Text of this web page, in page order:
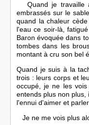
Quand je travaille
embrassés sur le
quand la chaleur
l'eau ce soir-là,
Baron évoquée dans
tombes dans les
montant à cru son bel
Quand je suis à la
trois : leurs corps et
occupé, je ne les
entends plus non
l'ennui d'aimer et
Je ne me vois plus